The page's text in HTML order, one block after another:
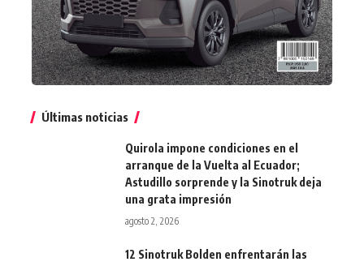
Últimas noticias
Quirola impone condiciones en el
arranque de la Vuelta al Ecuador;
Astudillo sorprende y la Sinotruk deja
una grata impresión
agosto 2, 2026
12 Sinotruk Bolden enfrentarán las